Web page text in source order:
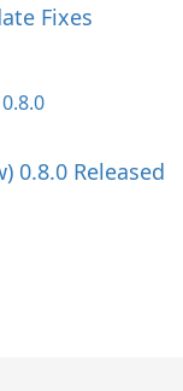
Fixes
0.8.0 Released